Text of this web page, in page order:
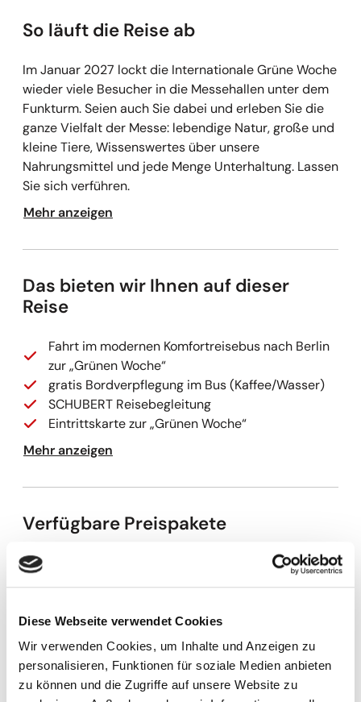
Diese Webseite verwendet Cookies
Wir verwenden Cookies, um Inhalte und Anzeigen zu
personalisieren, Funktionen für soziale Medien anbieten
zu können und die Zugriffe auf unsere Website zu
So läuft die Reise ab
Im Januar 2027 lockt die Internationale Grüne Woche
wieder viele Besucher in die Messehallen unter dem
Funkturm. Seien auch Sie dabei und erleben Sie die
ganze Vielfalt der Messe: lebendige Natur, große und
kleine Tiere, Wissenswertes über unsere
Nahrungsmittel und jede Menge Unterhaltung. Lassen
Sie sich verführen.
Mehr anzeigen
Das bieten wir Ihnen auf dieser
Reise
Fahrt im modernen Komfortreisebus nach Berlin
zur „Grünen Woche“
gratis Bordverpflegung im Bus (Kaffee/Wasser)
SCHUBERT Reisebegleitung
Eintrittskarte zur „Grünen Woche“
Mehr anzeigen
Verfügbare Preispakete
Schubert-Touristik GmbH
Optionale Leistungen
Parkplatz Hertzstr. 6 Aschersleben
3,00 €
Parkplatz Erfurt Flughafen
3,00 €